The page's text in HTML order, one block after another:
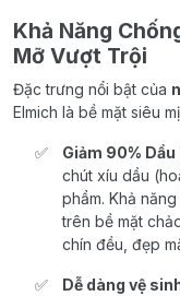
Khả Năng
Mỡ Vượt Trội
Đặc trưng nổi bật của
Elmich là bề mặt siêu
Giảm 90% Dầu
chút xíu dầu
phẩm. Khả
trên bề mặt
chín đều, đẹp
Dễ dàng vệ